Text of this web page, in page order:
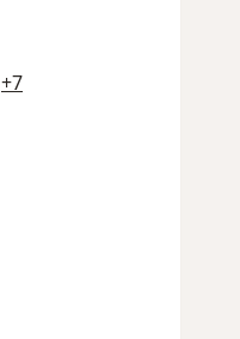
+7a11y_sr_more_diseases